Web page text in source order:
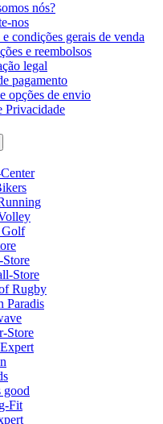
nós?
nos
condições gerais de venda
e reembolsos
legal
pagamento
opções de envio
Privacidade
Golf
Store
Rugby
Paradis
Store
good
Fit